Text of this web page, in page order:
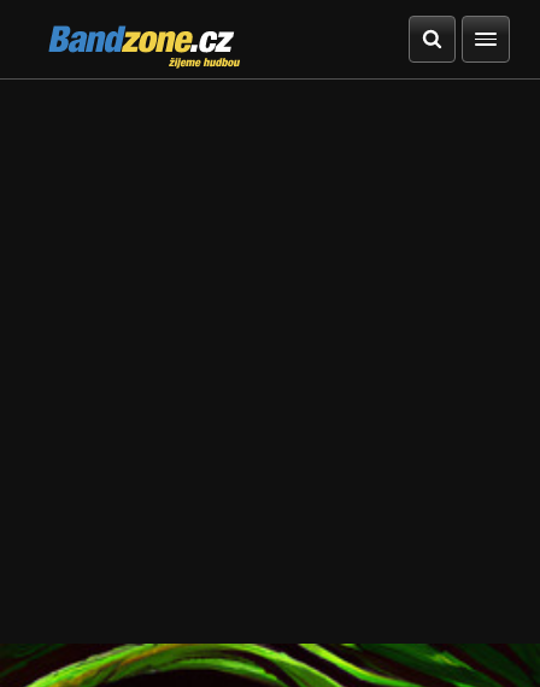
Bandzone.cz
žijeme hudbou